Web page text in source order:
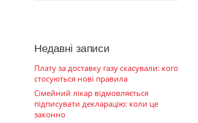
Недавні записи
Плату за доставку газу скасували: кого
стосуються нові правила
Сімейний лікар відмовляється
підписувати декларацію: коли це
законно